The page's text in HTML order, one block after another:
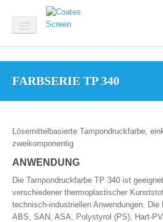
Aktuell
Service & Support
Unternehmen
FARBSERIE TP 340
Lösemittelbasierte Tampondruckfarbe,
zweikomponentig
ANWENDUNG
Die Tampondruckfarbe TP 340 ist
verschiedener thermoplastischer
technisch-industriellen Anwendungen.
ABS, SAN, ASA, Polystyrol (PS), Hart-